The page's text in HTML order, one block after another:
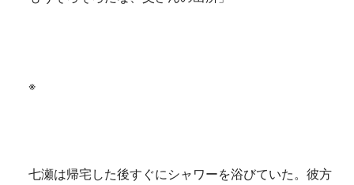
※
七瀬は帰宅した後すぐにシャワーを浴びていた。彼方